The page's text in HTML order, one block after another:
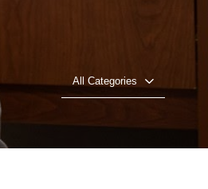
All Categories